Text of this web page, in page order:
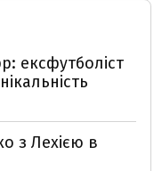
ексфутболіст
з Лехією в